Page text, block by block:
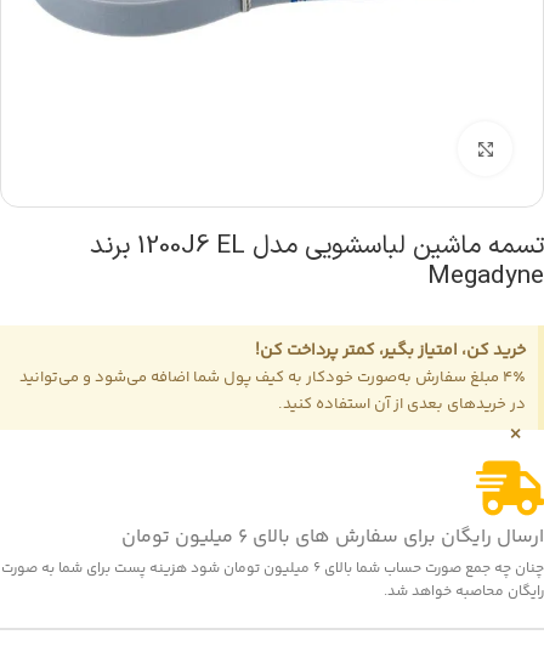
تسمه ماشین لباسشویی مدل 1200J6 EL برند
Megadyne
خرید کن، امتیاز بگیر، کمتر پرداخت کن!
4٪ مبلغ سفارش به‌صورت خودکار به کیف پول شما اضافه می‌شود و می‌توانید
در خریدهای بعدی از آن استفاده کنید.
×
ارسال رایگان برای سفارش های بالای 6 میلیون تومان
چنان چه جمع صورت حساب شما بالای 6 میلیون تومان شود هزینه پست برای شما به صورت
رایگان محاصبه خواهد شد.